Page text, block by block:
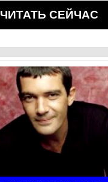
ЧИТАТЬ СЕЙЧАС